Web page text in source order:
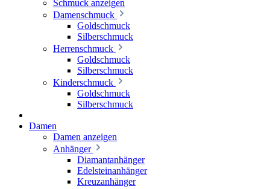
Schmuck anzeigen
Damenschmuck
Goldschmuck
Silberschmuck
Herrenschmuck
Goldschmuck
Silberschmuck
Kinderschmuck
Goldschmuck
Silberschmuck
Damen
Damen anzeigen
Anhänger
Diamantanhänger
Edelsteinanhänger
Kreuzanhänger